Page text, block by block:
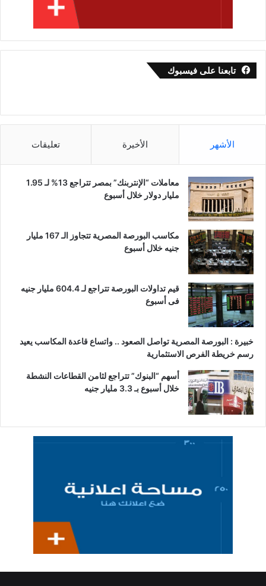
تابعنا على فيسبوك
الأشهر الأخيرة تعليقات
معاملات “الإنتربنك” بمصر تتراجع 13% لـ 1.95
مليار دولار خلال أسبوع
مكاسب البورصة المصرية تتجاوز الـ 167 مليار
جنيه خلال أسبوع
قيم تداولات البورصة تتراجع لـ 604.4 مليار جنيه
فى أسبوع
خبيرة : البورصة المصرية تواصل الصعود .. واتساع قاعدة المكاسب يعيد
رسم خريطة الفرص الاستثمارية
أسهم “البنوك” تتراجع لثامن القطاعات النشطة
خلال أسبوع بـ 3.3 مليار جنيه